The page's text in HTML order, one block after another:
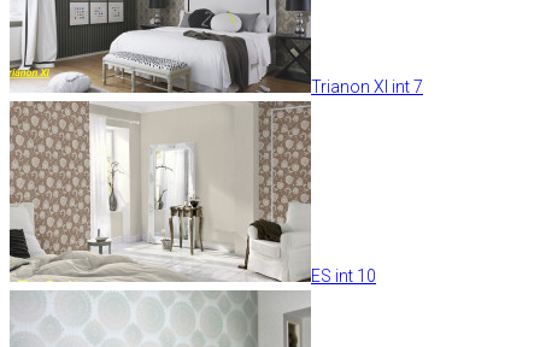
Trianon XI int 7
ES int 10